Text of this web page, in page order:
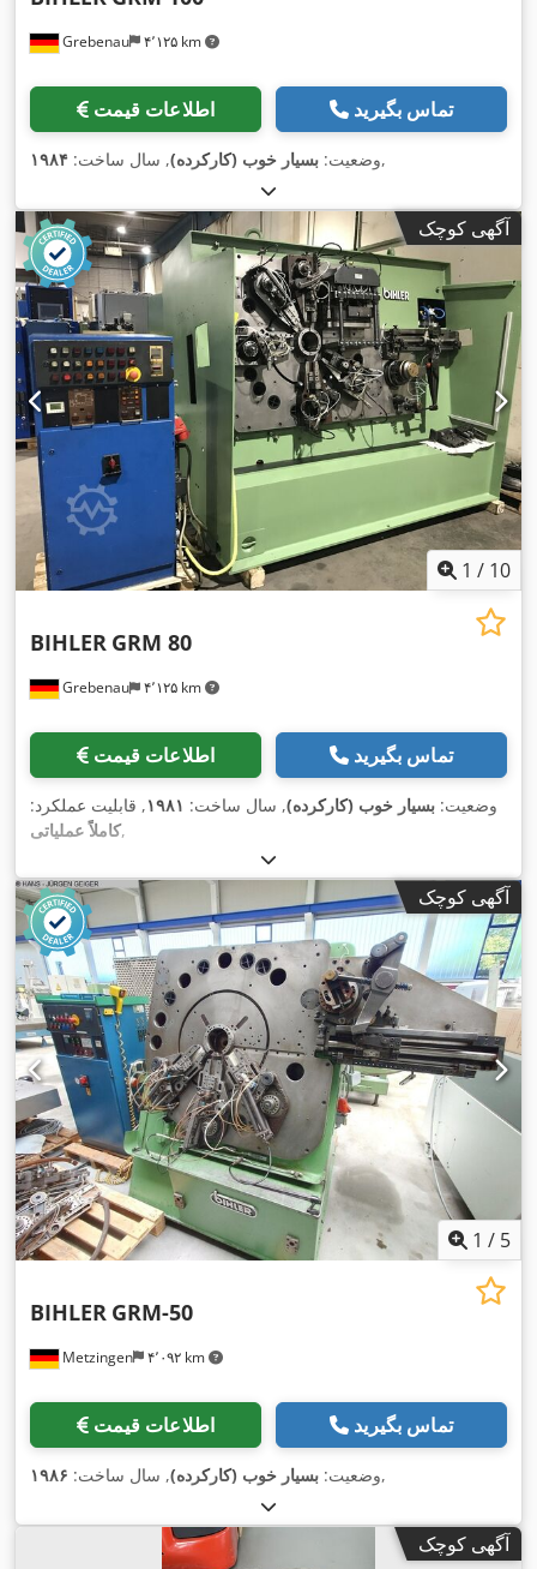
Grebenau ۴٬۱۲۵ km
اطلاعات قیمت تماس بگیرید
وضعیت: بسیار خوب (کارکرده), سال ساخت: ۱۹۸۴ ,
آگهی کوچک
1 / 10
Grebenau ۴٬۱۲۵ km
BIHLER GRM 80
اطلاعات قیمت تماس بگیرید
وضعیت: بسیار خوب (کارکرده), سال ساخت: ۱۹۸۱, قابلیت عملکرد:
کاملاً عملیاتی,
آگهی کوچک
1 / 5
Metzingen ۴٬۰۹۲ km
BIHLER GRM-50
اطلاعات قیمت تماس بگیرید
وضعیت: بسیار خوب (کارکرده), سال ساخت: ۱۹۸۶ ,
آگهی کوچک